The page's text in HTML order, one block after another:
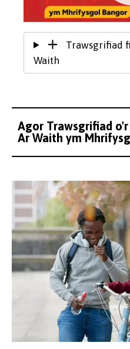
Trawsgrifiad
Waith
Agor Trawsgrifiad
Ar Waith ym